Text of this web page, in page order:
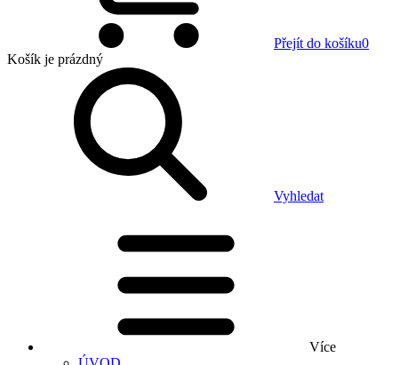
Přejít do košíku0
Košík je prázdný
Vyhledat
Více